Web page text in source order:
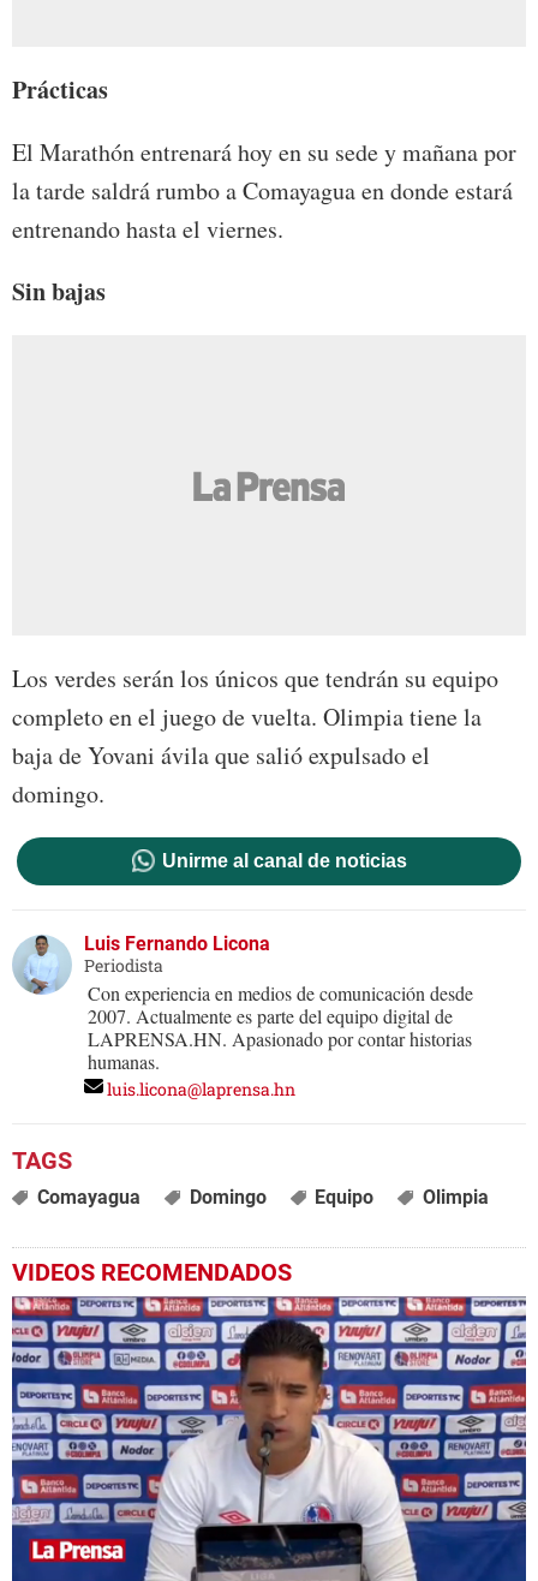
Prácticas
El Marathón entrenará hoy en su sede y mañana por
la tarde saldrá rumbo a Comayagua en donde estará
entrenando hasta el viernes.
Sin bajas
Los verdes serán los únicos que tendrán su equipo
completo en el juego de vuelta. Olimpia tiene la
baja de Yovani ávila que salió expulsado el
domingo.
Unirme al canal de noticias
Luis Fernando Licona
Periodista
Con experiencia en medios de comunicación desde
2007. Actualmente es parte del equipo digital de
LAPRENSA.HN. Apasionado por contar historias
humanas.
luis.licona@laprensa.hn
Comayagua Domingo Equipo Olimpia
VIDEOS RECOMENDADOS